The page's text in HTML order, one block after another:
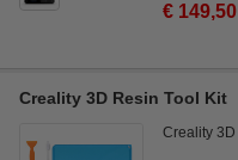
€ 149,50
Creality 3D Resin Tool Kit
Creality 3D